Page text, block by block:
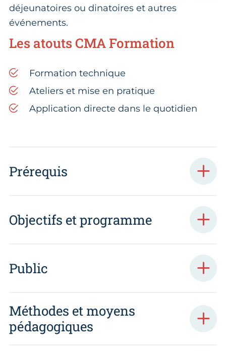
déjeunatoires ou dinatoires et autres
événements.
Les atouts CMA Formation
Formation technique
Ateliers et mise en pratique
Application directe dans le quotidien
Prérequis
Objectifs et programme
Public
Méthodes et moyens
pédagogiques